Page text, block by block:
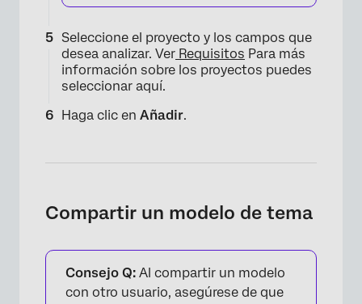
Seleccione el proyecto y los campos que
desea analizar. Ver Requisitos Para más
información sobre los proyectos puedes
seleccionar aquí.
Haga clic en Añadir.
Compartir un modelo de tema
Consejo Q: Al compartir un modelo
con otro usuario, asegúrese de que